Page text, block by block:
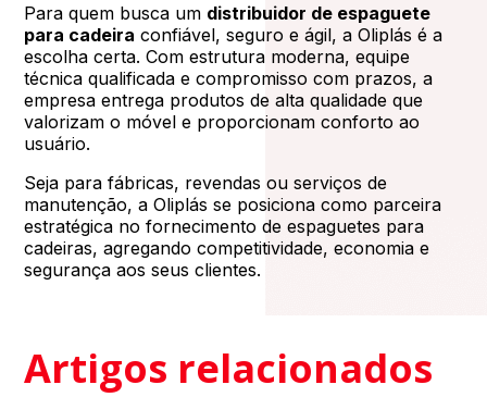
Para quem busca um distribuidor de espaguete
para cadeira confiável, seguro e ágil, a Oliplás é a
escolha certa. Com estrutura moderna, equipe
técnica qualificada e compromisso com prazos, a
empresa entrega produtos de alta qualidade que
valorizam o móvel e proporcionam conforto ao
usuário.
Seja para fábricas, revendas ou serviços de
manutenção, a Oliplás se posiciona como parceira
estratégica no fornecimento de espaguetes para
cadeiras, agregando competitividade, economia e
segurança aos seus clientes.
Artigos relacionados